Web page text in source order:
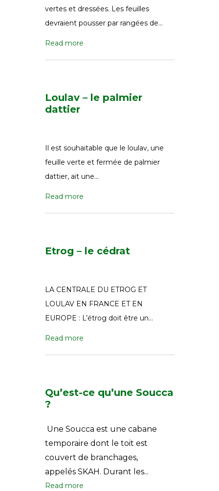
vertes et dressées. Les feuilles
devraient pousser par rangées de…
Read more
Loulav – le palmier
dattier
Il est souhaitable que le loulav, une
feuille verte et fermée de palmier
dattier, ait une…
Read more
Etrog – le cédrat
LA CENTRALE DU ETROG ET
LOULAV EN FRANCE ET EN
EUROPE : L’étrog doit être un…
Read more
Qu’est-ce qu’une Soucca
?
Une Soucca est une cabane
temporaire dont le toit est
couvert de branchages,
appelés SKAH. Durant les...
Read more